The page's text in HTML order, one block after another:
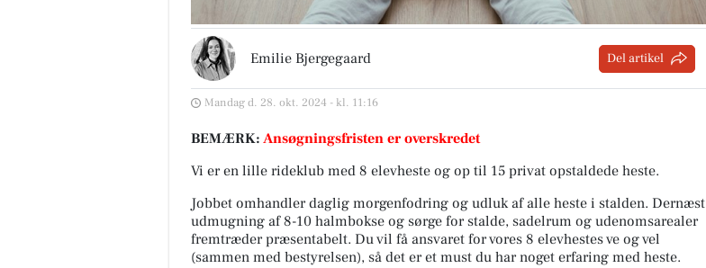
Emilie Bjergegaard Del artikel
Mandag d. 28. okt. 2024 - kl. 11:16
BEMÆRK: Ansøgningsfristen er overskredet
Vi er en lille rideklub med 8 elevheste og op til 15 privat opstaldede heste.
Jobbet omhandler daglig morgenfodring og udluk af alle heste i stalden. Dernæst
udmugning af 8-10 halmbokse og sørge for stalde, sadelrum og udenomsarealer
fremtræder præsentabelt. Du vil få ansvaret for vores 8 elevhestes ve og vel
(sammen med bestyrelsen), så det er et must du har noget erfaring med heste.